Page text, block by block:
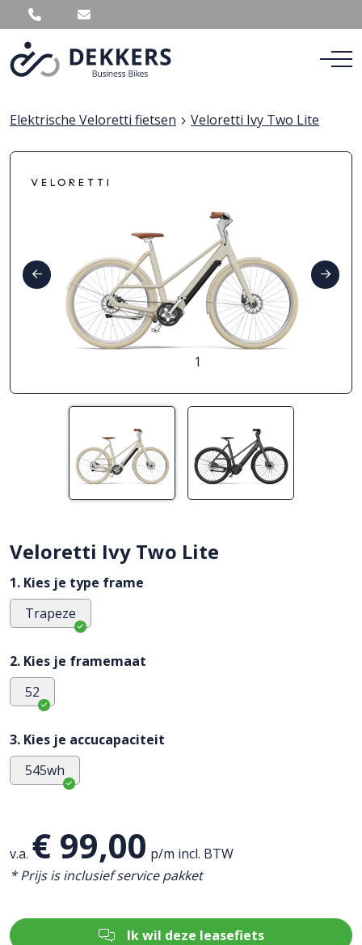
Elektrische Veloretti fietsen Veloretti Ivy Two Lite
1
Veloretti Ivy Two Lite
1. Kies je type frame
Trapeze
2. Kies je framemaat
52
3. Kies je accucapaciteit
545wh
v.a. € 99,00 p/m incl. BTW
* Prijs is inclusief service pakket
Ik wil deze leasefiets